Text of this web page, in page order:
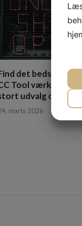
det bedste
Tool
udvalg og gode
marts 2026